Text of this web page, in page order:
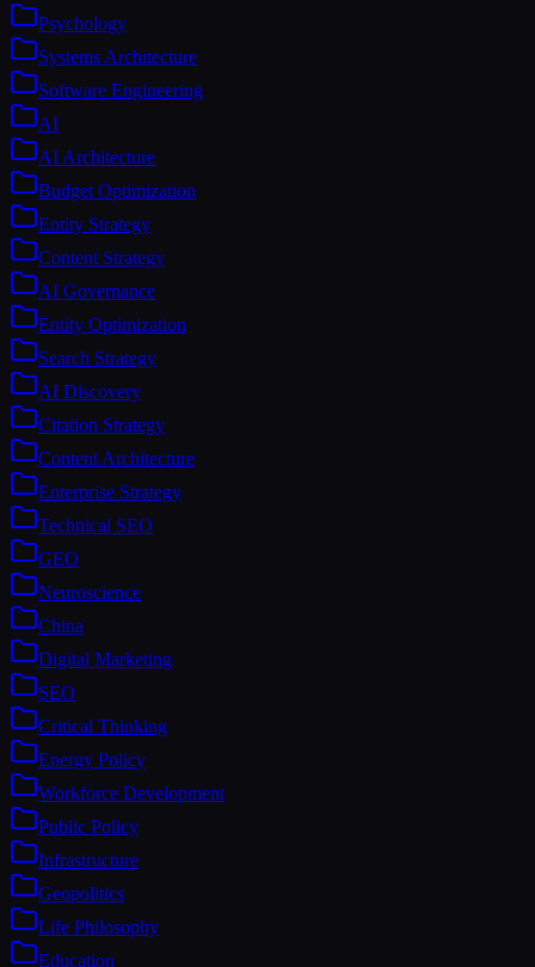
Psychology
Systems Architecture
Software Engineering
AI
AI Architecture
Budget Optimization
Entity Strategy
Content Strategy
AI Governance
Entity Optimization
Search Strategy
AI Discovery
Citation Strategy
Content Architecture
Enterprise Strategy
Technical SEO
GEO
Neuroscience
China
Digital Marketing
SEO
Critical Thinking
Energy Policy
Workforce Development
Public Policy
Infrastructure
Geopolitics
Life Philosophy
Education